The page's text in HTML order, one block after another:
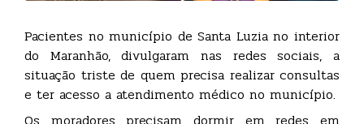
Pacientes no município de Santa Luzia no interior
do Maranhão, divulgaram nas redes sociais, a
situação triste de quem precisa realizar consultas
e ter acesso a atendimento médico no município.